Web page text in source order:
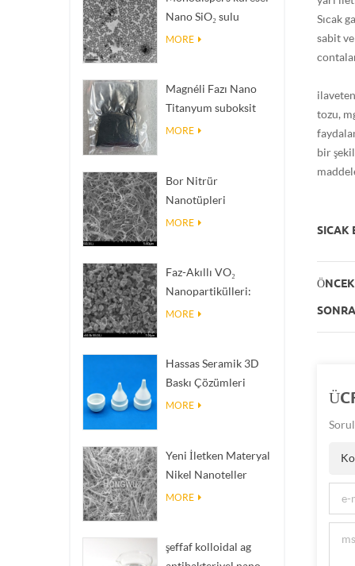
Nano SiO₂ sulu
dispersiyon/kolloid
MORE
Magnéli Fazı Nano
Titanyum suboksit
Ti₄O₇ Tozu
MORE
Bor Nitrür
Nanotüpleri
(BNNT'ler): Yüksek
Dolgu Malzemeleri
MORE
Faz-Akıllı VO₂
Nanopartikülleri:
Akıllı Termal Tepki,
MORE
Hassas Seramik 3D
Baskı Çözümleri
imkânsız yapıları
MORE
Yeni İletken Materyal
Nikel Nanoteller
Ninws
MORE
şeffaf kolloidal ag
Sıcak
sabit
ilaveten
tozu,
bir
SICAK